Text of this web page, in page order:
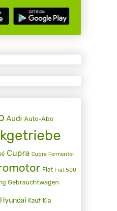
Audi Auto-Abo
Cupra Cupra Formentor
Fiat Fiat 500
Gebrauchtwagen
Hyundai Kauf Kia